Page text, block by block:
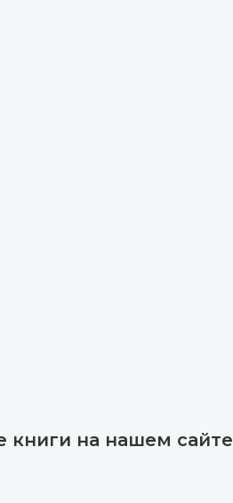
книги на нашем сайте